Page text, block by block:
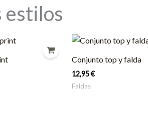
estilos
Conjunto top y falda
12,95€
Faldas